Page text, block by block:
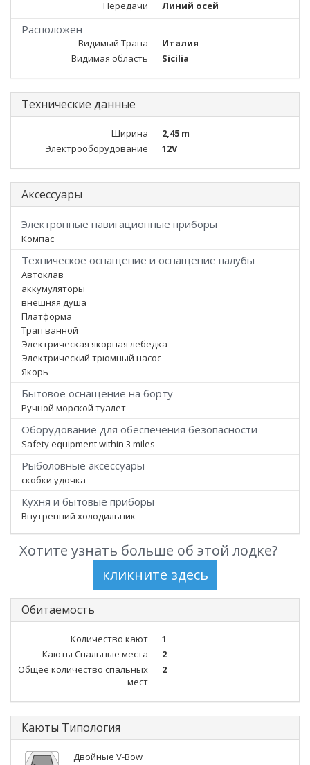
Передачи
Линий осей
Расположен
Видимый Трана
Италия
Видимая область
Sicilia
Технические данные
Ширина
2,45 m
Электрооборудование
12V
Аксессуары
Электронные навигационные приборы
Компас
Техническое оснащение и оснащение палубы
Автоклав
аккумуляторы
внешняя душа
Платформа
Трап ванной
Электрическая якорная лебедка
Электрический трюмный насос
Якорь
Бытовое оснащение на борту
Ручной морской туалет
Оборудование для обеспечения безопасности
Safety equipment within 3 miles
Рыболовные аксессуары
скобки удочка
Кухня и бытовые приборы
Внутренний холодильник
Хотите узнать больше об этой лодке?
Обитаемость
Количество кают
1
Каюты Спальные места
2
Общее количество спальных
мест
2
Каюты Типология
Двойные V-Bow